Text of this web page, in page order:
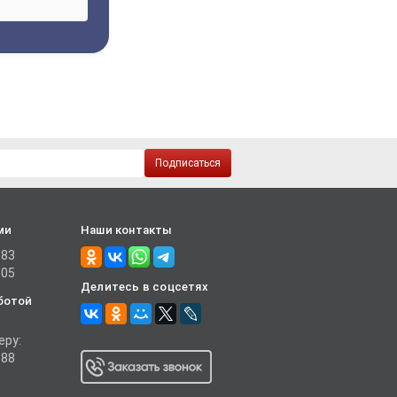
Подписаться
Наши контакты
Делитесь в соцсетях